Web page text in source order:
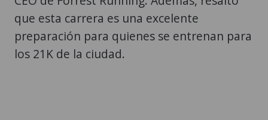
que esta carrera es una excelente
preparación para quienes se entrenan para
los 21K de la ciudad.